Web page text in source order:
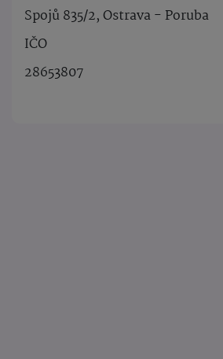
Spojů 835/2, Ostrava - Poruba
IČO
28653807